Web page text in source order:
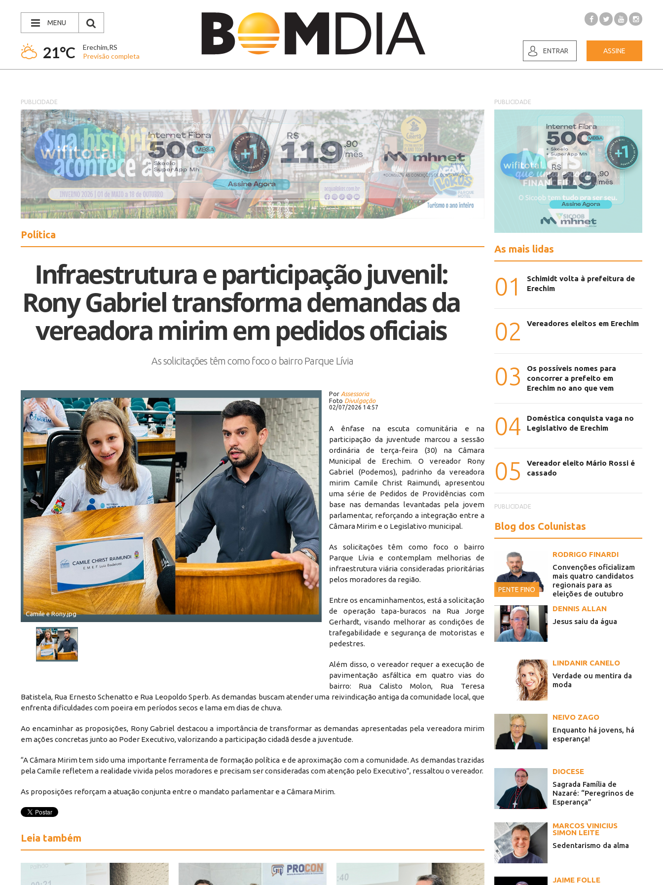
MENU
21°C
Erechim,RS
Previsão completa
ENTRAR ASSINE
PUBLICIDADE
Política
Infraestrutura e participação juvenil:
Rony Gabriel transforma demandas da
vereadora mirim em pedidos oficiais
As solicitações têm como foco o bairro Parque Lívia
Camile e Rony.jpg
Por Assessoria
Foto Divulgação
02/07/2026 14:57
A ênfase na escuta comunitária e na
participação da juventude marcou a sessão
ordinária de terça-feira (30) na Câmara
Municipal de Erechim. O vereador Rony
Gabriel (Podemos), padrinho da vereadora
mirim Camile Christ Raimundi, apresentou
uma série de Pedidos de Providências com
base nas demandas levantadas pela jovem
parlamentar, reforçando a integração entre a
Câmara Mirim e o Legislativo municipal.
As solicitações têm como foco o bairro
Parque Lívia e contemplam melhorias de
infraestrutura viária consideradas prioritárias
pelos moradores da região.
Entre os encaminhamentos, está a solicitação
de operação tapa-buracos na Rua Jorge
Gerhardt, visando melhorar as condições de
trafegabilidade e segurança de motoristas e
pedestres.
Além disso, o vereador requer a execução de
pavimentação asfáltica em quatro vias do
bairro: Rua Calisto Molon, Rua Teresa
Batistela, Rua Ernesto Schenatto e Rua Leopoldo Sperb. As demandas buscam atender uma reivindicação antiga da comunidade local, que
enfrenta dificuldades com poeira em períodos secos e lama em dias de chuva.
Ao encaminhar as proposições, Rony Gabriel destacou a importância de transformar as demandas apresentadas pela vereadora mirim
em ações concretas junto ao Poder Executivo, valorizando a participação cidadã desde a juventude.
“A Câmara Mirim tem sido uma importante ferramenta de formação política e de aproximação com a comunidade. As demandas trazidas
pela Camile refletem a realidade vivida pelos moradores e precisam ser consideradas com atenção pelo Executivo”, ressaltou o vereador.
As proposições reforçam a atuação conjunta entre o mandato parlamentar e a Câmara Mirim.
Leia também
PUBLICIDADE
As mais lidas
01
Schimidt volta à prefeitura de
Erechim
02 Vereadores eleitos em Erechim
03
Os possíveis nomes para
concorrer a prefeito em
Erechim no ano que vem
04
Doméstica conquista vaga no
Legislativo de Erechim
05
Vereador eleito Mário Rossi é
cassado
PUBLICIDADE
Blog dos Colunistas
PENTE FINO
RODRIGO FINARDI
Convenções oficializam
mais quatro candidatos
regionais para as
eleições de outubro
DENNIS ALLAN
Jesus saiu da água
LINDANIR CANELO
Verdade ou mentira da
moda
NEIVO ZAGO
Enquanto há jovens, há
esperança!
DIOCESE
Sagrada Família de
Nazaré: “Peregrinos de
Esperança”
MARCOS VINICIUS
SIMON LEITE
Sedentarismo da alma
JAIME FOLLE